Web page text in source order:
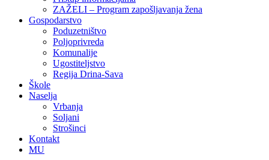
ZAŽELI – Program zapošljavanja žena
Gospodarstvo
Poduzetništvo
Poljoprivreda
Komunalije
Ugostiteljstvo
Regija Drina-Sava
Škole
Naselja
Vrbanja
Soljani
Strošinci
Kontakt
MU